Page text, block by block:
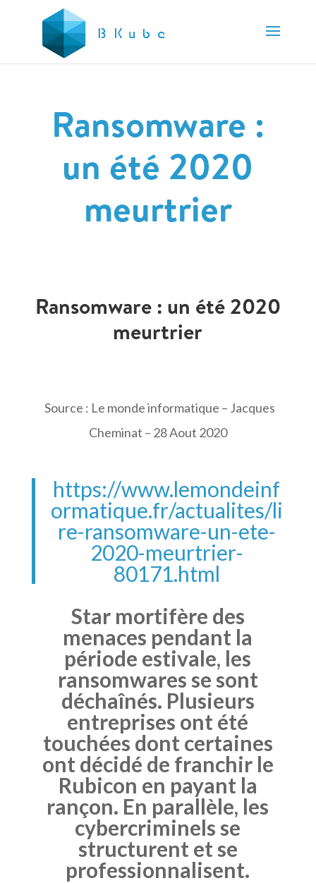
Ransomware :
un été 2020
meurtrier
Ransomware : un été 2020
meurtrier
Source : Le monde informatique – Jacques
Cheminat – 28 Aout 2020
https://www.lemondeinf
ormatique.fr/actualites/li
re-ransomware-un-ete-
2020-meurtrier-
80171.html
Star mortifère des
menaces pendant la
période estivale, les
ransomwares se sont
déchaînés. Plusieurs
entreprises ont été
touchées dont certaines
ont décidé de franchir le
Rubicon en payant la
rançon. En parallèle, les
cybercriminels se
structurent et se
professionnalisent.